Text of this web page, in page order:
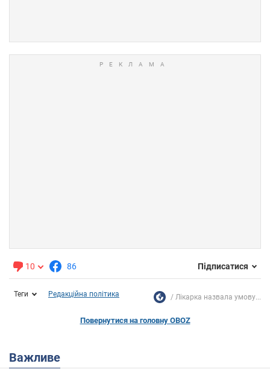
10 86 Підписатися
Теги Редакційна політика Лікарка назвала умову...
Повернутися на головну OBOZ
Важливе